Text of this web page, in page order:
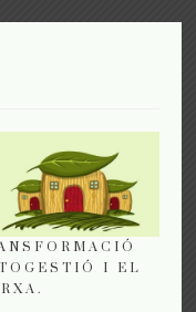
I EL